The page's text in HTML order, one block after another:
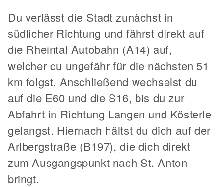
Du verlässt die Stadt zunächst in
südlicher Richtung und fährst direkt auf
die Rheintal Autobahn (A14) auf,
welcher du ungefähr für die nächsten 51
km folgst. Anschließend wechselst du
auf die E60 und die S16, bis du zur
Abfahrt in Richtung Langen und Kösterle
gelangst. Hiernach hältst du dich auf der
Arlbergstraße (B197), die dich direkt
zum Ausgangspunkt nach St. Anton
bringt.